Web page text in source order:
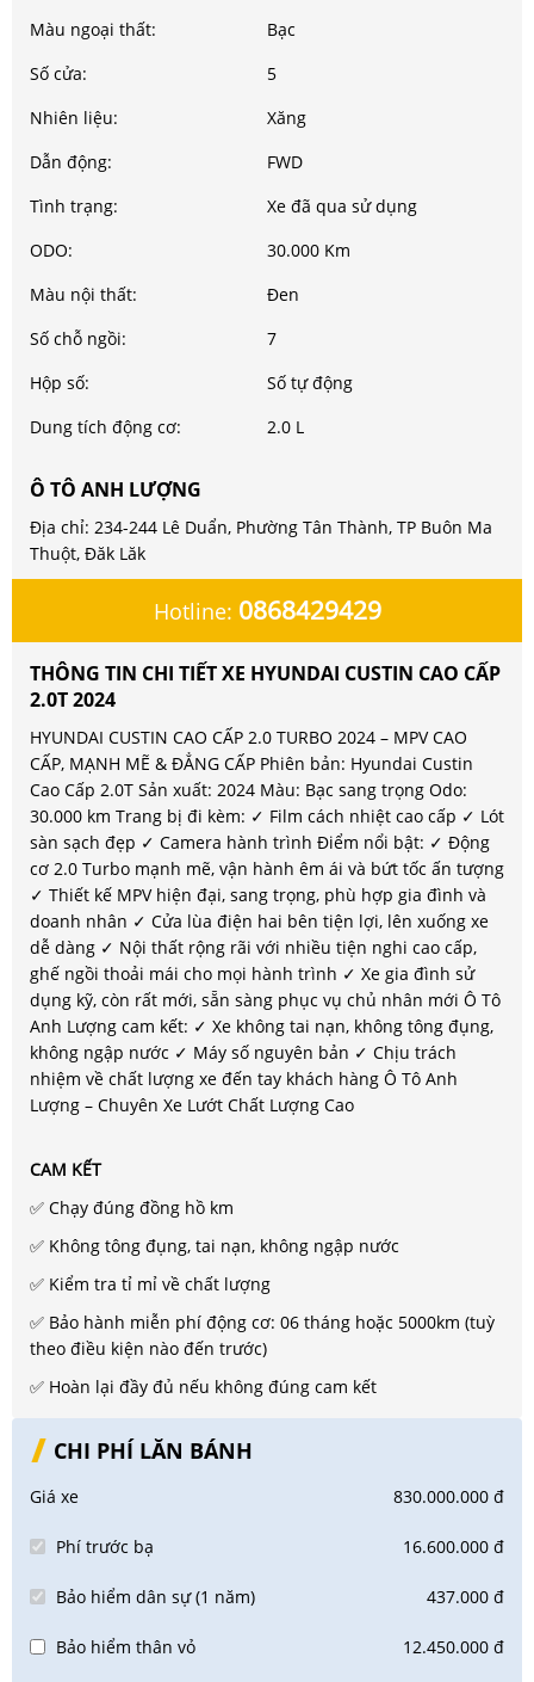
Màu ngoại thất:
Bạc
Số cửa:
5
Nhiên liệu:
Xăng
Dẫn động:
FWD
Tình trạng:
Xe đã qua sử dụng
ODO:
30.000 Km
Màu nội thất:
Đen
Số chỗ ngồi:
7
Hộp số:
Số tự động
Dung tích động cơ:
2.0 L
Ô TÔ ANH LƯỢNG
Địa chỉ: 234-244 Lê Duẩn, Phường Tân Thành, TP Buôn Ma
Thuột, Đăk Lăk
Hotline: 0868429429
THÔNG TIN CHI TIẾT XE HYUNDAI CUSTIN CAO CẤP
2.0T 2024
HYUNDAI CUSTIN CAO CẤP 2.0 TURBO 2024 – MPV CAO
CẤP, MẠNH MẼ & ĐẲNG CẤP Phiên bản: Hyundai Custin
Cao Cấp 2.0T Sản xuất: 2024 Màu: Bạc sang trọng Odo:
30.000 km Trang bị đi kèm: ✓ Film cách nhiệt cao cấp ✓ Lót
sàn sạch đẹp ✓ Camera hành trình Điểm nổi bật: ✓ Động
cơ 2.0 Turbo mạnh mẽ, vận hành êm ái và bứt tốc ấn tượng
✓ Thiết kế MPV hiện đại, sang trọng, phù hợp gia đình và
doanh nhân ✓ Cửa lùa điện hai bên tiện lợi, lên xuống xe
dễ dàng ✓ Nội thất rộng rãi với nhiều tiện nghi cao cấp,
ghế ngồi thoải mái cho mọi hành trình ✓ Xe gia đình sử
dụng kỹ, còn rất mới, sẵn sàng phục vụ chủ nhân mới Ô Tô
Anh Lượng cam kết: ✓ Xe không tai nạn, không tông đụng,
không ngập nước ✓ Máy số nguyên bản ✓ Chịu trách
nhiệm về chất lượng xe đến tay khách hàng Ô Tô Anh
Lượng – Chuyên Xe Lướt Chất Lượng Cao
CAM KẾT
✅ Chạy đúng đồng hồ km
✅ Không tông đụng, tai nạn, không ngập nước
✅ Kiểm tra tỉ mỉ về chất lượng
✅ Bảo hành miễn phí động cơ: 06 tháng hoặc 5000km (tuỳ
theo điều kiện nào đến trước)
✅ Hoàn lại đầy đủ nếu không đúng cam kết
CHI PHÍ LĂN BÁNH
Giá xe 830.000.000 đ
Phí trước bạ 16.600.000 đ
Bảo hiểm dân sự (1 năm) 437.000 đ
Bảo hiểm thân vỏ 12.450.000 đ